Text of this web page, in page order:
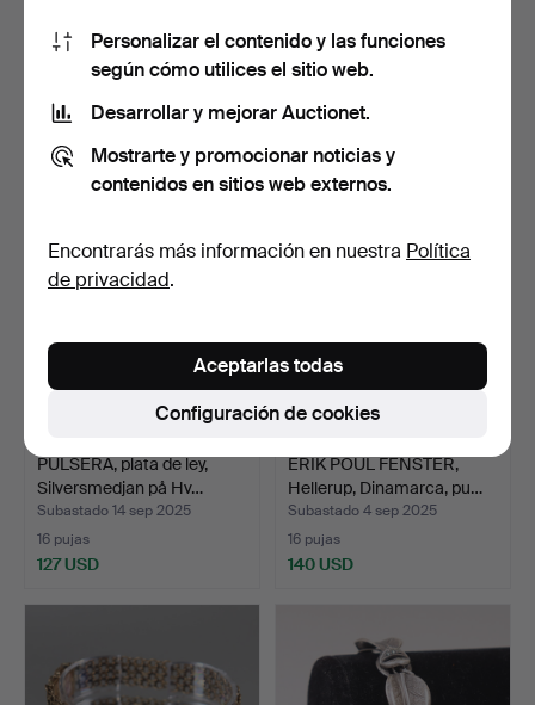
PULSERA, Dinamarca,
eslabón de ancla, plat…
Subastado 26 oct 2025
254 USD
PULSERA, de plata con
Subastado 28 sep 2025
64 USD
PULSERA, plata de ley,
Silversmedjan på Hv…
Subastado 14 sep 2025
16 pujas
127 USD
ERIK POUL FENSTER,
Hellerup, Dinamarca, pu…
Subastado 4 sep 2025
16 pujas
140 USD
Personalizar el contenido y las funciones
según cómo utilices el sitio web.
Desarrollar y mejorar Auctionet.
Mostrarte y promocionar noticias y
contenidos en sitios web externos.
Encontrarás más información en nuestra Política
de privacidad.
Configuración de cookies
Aceptarlas todas